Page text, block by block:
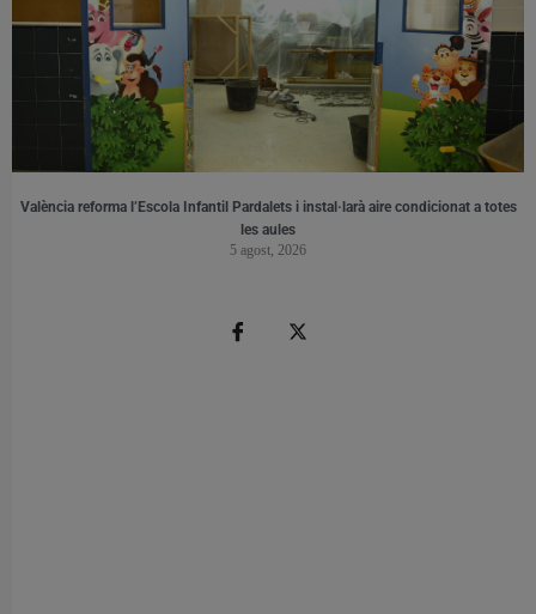
València reforma l’Escola Infantil Pardalets i instal·larà aire condicionat a totes
les aules
5 agost, 2026